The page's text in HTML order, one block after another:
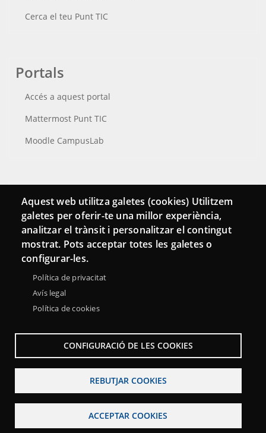
Cerca el teu Punt TIC
Portals
Accés a aquest portal
Mattermost Punt TIC
Moodle CampusLab
Connecta
Bustia de contacte
Butlletins
Aquest web utilitza galetes (cookies) Utilitzem
galetes per oferir-te una millor experiència,
analitzar el trànsit i personalitzar el contingut
mostrat. Pots acceptar totes les galetes o
configurar-les.
Política de privacitat
Avís legal
Política de cookies
CONFIGURACIÓ DE LES COOKIES
REBUTJAR COOKIES
ACCEPTAR COOKIES
Menu
Sobre la Xarxa Punttic Avís legal
Accessibilitat